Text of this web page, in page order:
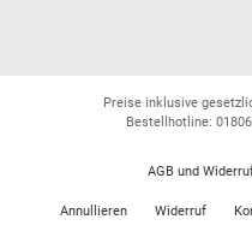
Preise inklusive
Bestellhotline:
AGB und
Annullieren Widerruf